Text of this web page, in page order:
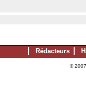
Rédacteurs
©